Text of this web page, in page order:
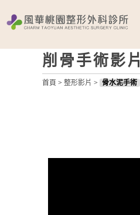
削骨手術影片
首頁 > 整形影片 > 骨水泥手術